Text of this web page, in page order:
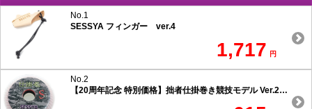
No.1
SESSYA フィンガー ver.4
1,717 円
No.2
【20周年記念 特別価格】拙者仕掛巻き競技モデル Ver.2 スリムタイプ